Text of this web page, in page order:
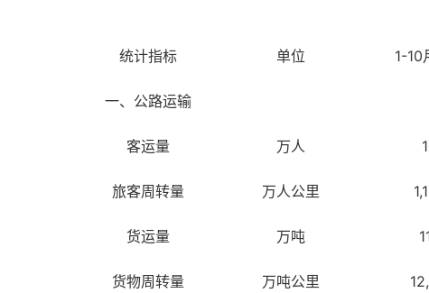
统计指标 单位 1-10
一、公路运输
客运量 万人
旅客周转量 万人公里
货运量 万吨
货物周转量 万吨公里